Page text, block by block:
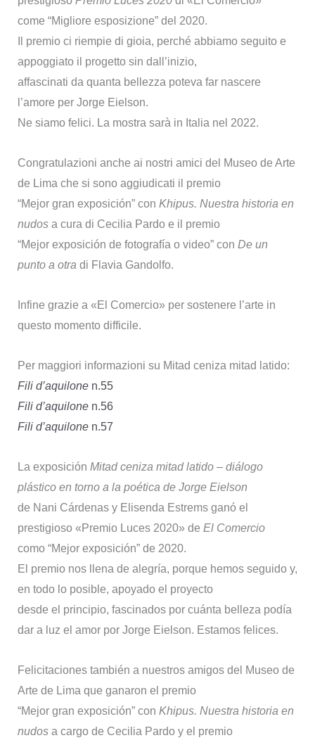
come “Migliore esposizione” del 2020.
Il premio ci riempie di gioia, perché abbiamo seguito e
appoggiato il progetto sin dall’inizio,
affascinati da quanta bellezza poteva far nascere
l’amore per Jorge Eielson.
Ne siamo felici. La mostra sarà in Italia nel 2022.
Congratulazioni anche ai nostri amici del Museo de Arte
de Lima che si sono aggiudicati il premio
“Mejor gran exposición” con Khipus. Nuestra historia en
nudosa cura di Cecilia Pardo e il premio
“Mejor exposición de fotografía o video” con De un
punto a otra di Flavia Gandolfo.
Infine grazie a «El Comercio» per sostenere l’arte in
questo momento difficile.
Per maggiori informazioni su Mitad ceniza mitad latido:
Fili d’aquilonen.55
Fili d’aquilonen.56
Fili d’aquilonen.57
La exposición Mitad ceniza mitad latido – diálogo
plástico en torno a la poética de Jorge Eielson
de Nani Cárdenas y Elisenda Estrems ganó el
prestigioso «Premio Luces 2020» de El Comercio
como “Mejor exposición” de 2020.
El premio nos llena de alegría, porque hemos seguido y,
en todo lo posible, apoyado el proyecto
desde el principio, fascinados por cuánta belleza podía
dar a luz el amor por Jorge Eielson. Estamos felices.
Felicitaciones también a nuestros amigos del Museo de
Arte de Lima que ganaron el premio
“Mejor gran exposición” con Khipus. Nuestra historia en
nudosa cargo de Cecilia Pardo y el premio